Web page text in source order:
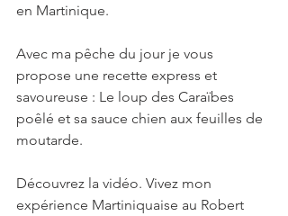
en Martinique.
Avec ma pêche du jour je vous
propose une recette express et
savoureuse : Le loup des Caraïbes
poêlé et sa sauce chien aux feuilles de
moutarde.
Découvrez la vidéo. Vivez mon
expérience Martiniquaise au Robert